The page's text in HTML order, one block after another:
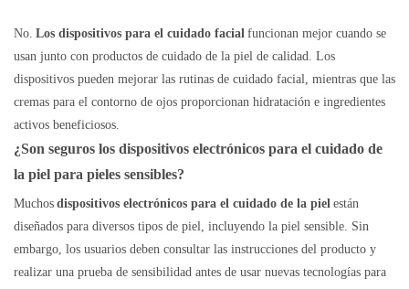
No. Los dispositivos para el cuidado facial funcionan mejor cuando se
usan junto con productos de cuidado de la piel de calidad. Los
dispositivos pueden mejorar las rutinas de cuidado facial, mientras que las
cremas para el contorno de ojos proporcionan hidratación e ingredientes
activos beneficiosos.
¿Son seguros los dispositivos electrónicos para el cuidado de
la piel para pieles sensibles?
Muchos dispositivos electrónicos para el cuidado de la piel están
diseñados para diversos tipos de piel, incluyendo la piel sensible. Sin
embargo, los usuarios deben consultar las instrucciones del producto y
realizar una prueba de sensibilidad antes de usar nuevas tecnologías para